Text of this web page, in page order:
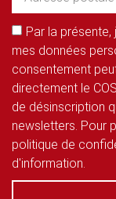
Par la
mes données
consentement
directement le
de désinscription
newsletters. Pour
politique de
d'information.